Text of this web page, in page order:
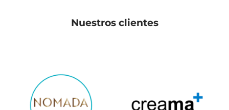
Nuestros clientes